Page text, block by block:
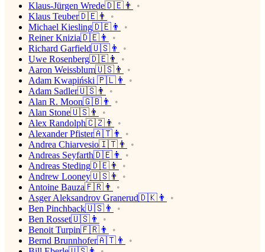
Klaus-Jürgen Wrede🇩🇪👨
Klaus Teuber🇩🇪👨
Michael Kiesling🇩🇪👨
Reiner Knizia🇩🇪👨
Richard Garfield🇺🇸👨
Uwe Rosenberg🇩🇪👨
Aaron Weissblum🇺🇸👨
Adam Kwapiński 🇵🇱👨
Adam Sadler🇺🇸👨
Alan R. Moon🇬🇧👨
Alan Stone🇺🇸👨
Alex Randolph🇨🇿👨
Alexander Pfister🇦🇹👨
Andrea Chiarvesio🇮🇹👨
Andreas Seyfarth🇩🇪👨
Andreas Steding🇩🇪👨
Andrew Looney🇺🇸👨
Antoine Bauza🇫🇷👨
Asger Aleksandrov Granerud🇩🇰👨
Ben Pinchback🇺🇸👨
Ben Rosset🇺🇸👨
Benoit Turpin🇫🇷👨
Bernd Brunnhofer🇦🇹👨